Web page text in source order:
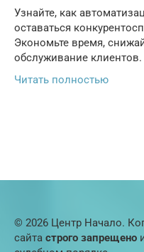
Узнайте, как
оставаться
Экономьте время,
обслуживание клиентов.
Читать полностью
© 2026 Центр Начало.
сайта строго запрещено